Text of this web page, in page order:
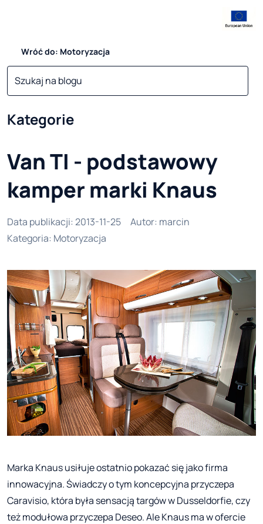
Wróć do: Motoryzacja
Kategorie
Van TI - podstawowy
kamper marki Knaus
Data publikacji: 2013-11-25 Autor: marcin
Kategoria: Motoryzacja
Marka Knaus usiłuje ostatnio pokazać się jako firma
innowacyjna. Świadczy o tym koncepcyjna przyczepa
Caravisio, która była sensacją targów w Dusseldorfie, czy
też modułowa przyczepa Deseo. Ale Knaus ma w ofercie